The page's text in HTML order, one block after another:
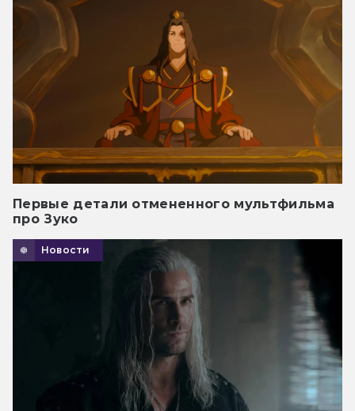
Первые детали отмененного мультфильма
про Зуко
Новости